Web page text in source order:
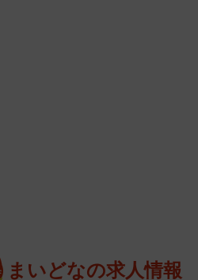
まいどなの求人情報